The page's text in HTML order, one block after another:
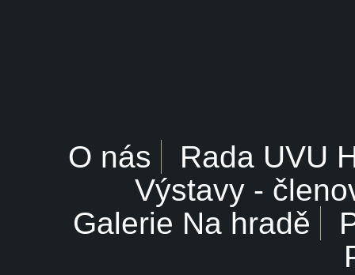
O nás
Rada UVU
Výstavy -
Galerie Na hradě